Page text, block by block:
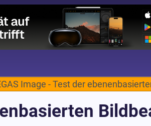
Image - Test der